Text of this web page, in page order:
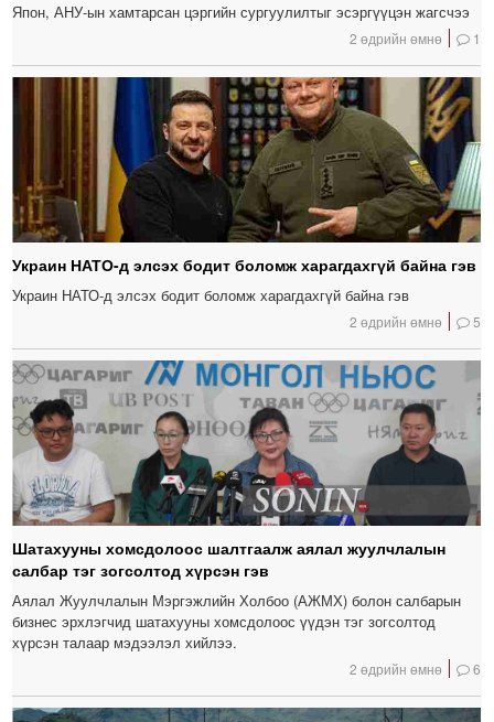
Япон, АНУ-ын хамтарсан цэргийн сургуулилтыг эсэргүүцэн жагсчээ
2 өдрийн өмнө 1
Украин НАТО-д элсэх бодит боломж харагдахгүй байна гэв
Украин НАТО-д элсэх бодит боломж харагдахгүй байна гэв
2 өдрийн өмнө 5
Шатахууны хомсдолоос шалтгаалж аялал жуулчлалын
салбар тэг зогсолтод хүрсэн гэв
Аялал Жуулчлалын Мэргэжлийн Холбоо (АЖМХ) болон салбарын
бизнес эрхлэгчид шатахууны хомсдолоос үүдэн тэг зогсолтод
хүрсэн талаар мэдээлэл хийлээ.
2 өдрийн өмнө 6